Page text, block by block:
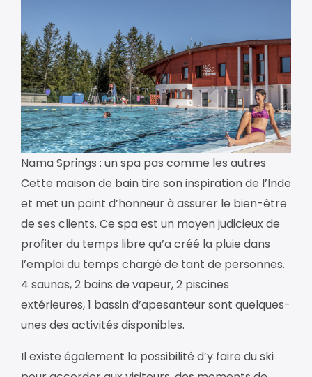
Nama Springs : un spa pas comme les autres
Cette maison de bain tire son inspiration de l’Inde
et met un point d’honneur à assurer le bien-être
de ses clients. Ce spa est un moyen judicieux de
profiter du temps libre qu’a créé la pluie dans
l’emploi du temps chargé de tant de personnes.
4 saunas, 2 bains de vapeur, 2 piscines
extérieures, 1 bassin d’apesanteur sont quelques-
unes des activités disponibles.
Il existe également la possibilité d’y faire du ski